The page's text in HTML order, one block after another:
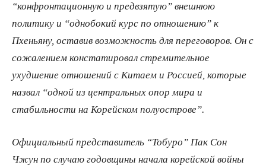
“конфронтационную и предвзятую” внешнюю
политику и “однобокий курс по отношению” к
Пхеньяну, оставив возможность для переговоров. Он с
сожалением констатировал стремительное
ухудшение отношений с Китаем и Россией, которые
назвал “одной из центральных опор мира и
стабильности на Корейском полуострове”.
Официальный представитель “Тобуро” Пак Сон
Чжун по случаю годовщины начала корейской войны